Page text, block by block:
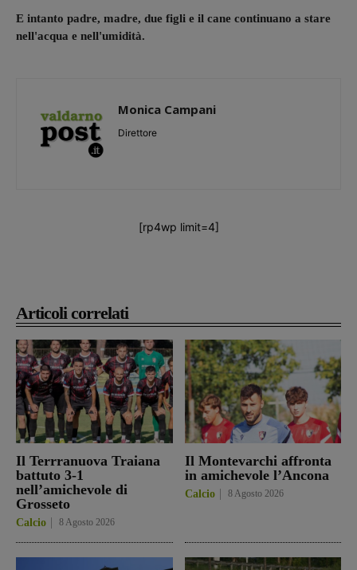
Articoli correlati
Il Terrranuova Traiana
battuto 3-1
nell’amichevole di
Grosseto
Calcio 8 Agosto 2026
Il Montevarchi affronta
in amichevole l’Ancona
Calcio 8 Agosto 2026
E intanto padre, madre, due figli e il cane continuano a stare
nell'acqua e nell'umidità.
Monica Campani
Direttore
[rp4wp limit=4]